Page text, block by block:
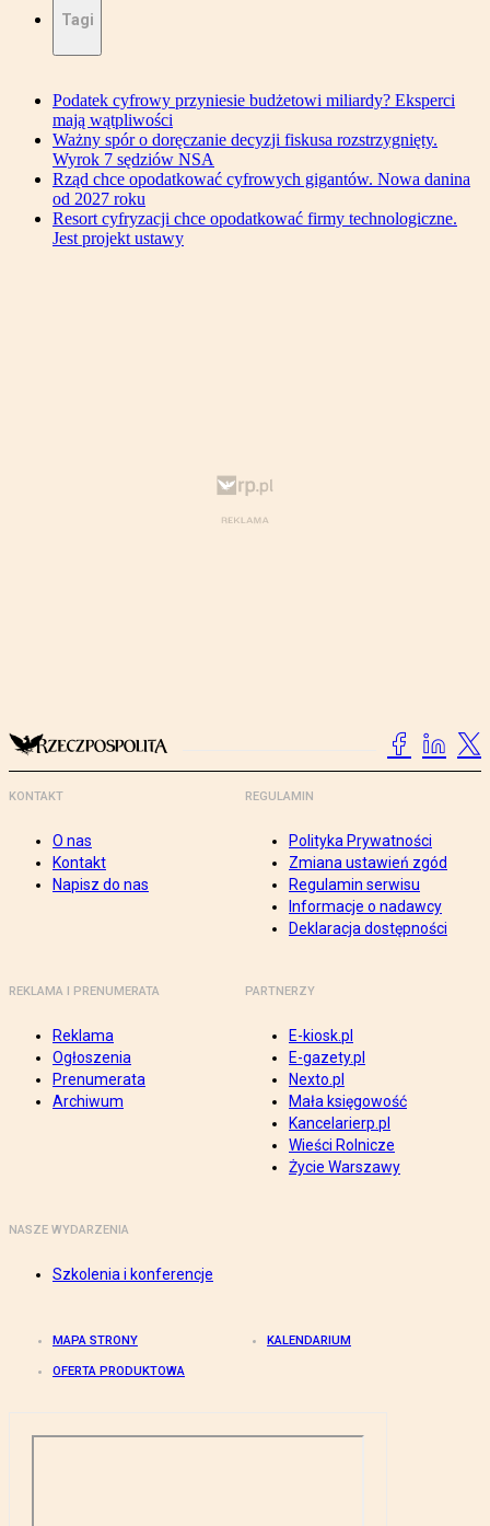
Tagi
Podatek cyfrowy przyniesie budżetowi miliardy? Eksperci
mają wątpliwości
Ważny spór o doręczanie decyzji fiskusa rozstrzygnięty.
Wyrok 7 sędziów NSA
Rząd chce opodatkować cyfrowych gigantów. Nowa danina
od 2027 roku
Resort cyfryzacji chce opodatkować firmy technologiczne.
Jest projekt ustawy
KONTAKT
O nas
Kontakt
Napisz do nas
REGULAMIN
Polityka Prywatności
Zmiana ustawień zgód
Regulamin serwisu
Informacje o nadawcy
Deklaracja dostępności
REKLAMA I PRENUMERATA
Reklama
Ogłoszenia
Prenumerata
Archiwum
PARTNERZY
E-kiosk.pl
E-gazety.pl
Nexto.pl
Mała księgowość
Kancelarierp.pl
Wieści Rolnicze
Życie Warszawy
NASZE WYDARZENIA
Szkolenia i konferencje
MAPA STRONY KALENDARIUM
OFERTA PRODUKTOWA